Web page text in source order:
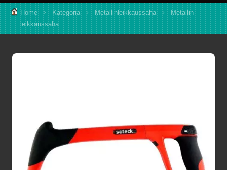
Home Kategoria Metallinleikkaussaha
Metallin
leikkaussaha